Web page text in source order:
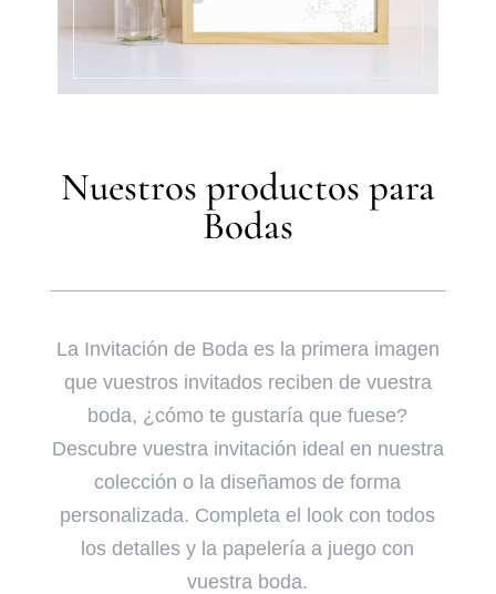
Nuestros productos para
Bodas
La Invitación de Boda es la primera imagen
que vuestros invitados reciben de vuestra
boda, ¿cómo te gustaría que fuese?
Descubre vuestra invitación ideal en nuestra
colección o la diseñamos de forma
personalizada. Completa el look con todos
los detalles y la papelería a juego con
vuestra boda.